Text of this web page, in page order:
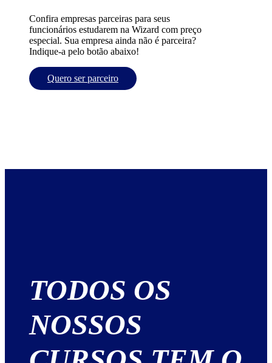
Confira empresas parceiras para seus
funcionários estudarem na Wizard com preço
especial. Sua empresa ainda não é parceira?
Indique-a pelo botão abaixo!
Quero ser parceiro
TODOS OS
NOSSOS